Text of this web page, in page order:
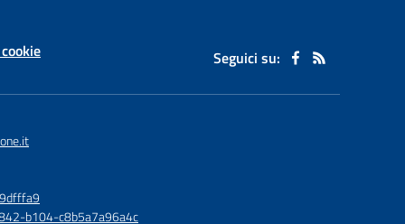
Seguici su:
b104-c8b5a7a96a4c